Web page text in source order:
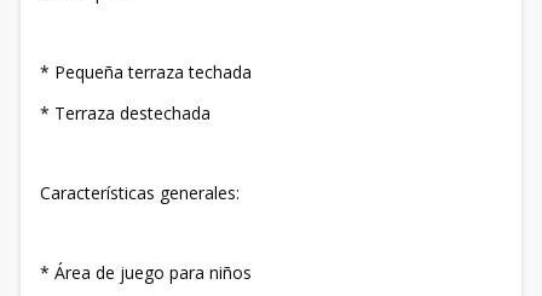
* Pequeña terraza techada
* ⁠Terraza destechada
Características generales:
* Área de juego para niños